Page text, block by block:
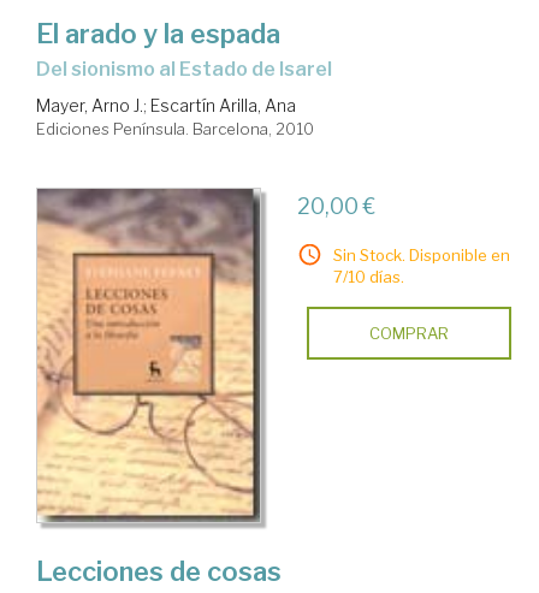
El arado y la espada
del sionismo al Estado de Isarel
Mayer, Arno J.; Escartín Arilla, Ana
Ediciones Península. Barcelona, 2010
20,00 €
Sin Stock. Disponible en
7/10 días.
COMPRAR
Lecciones de cosas